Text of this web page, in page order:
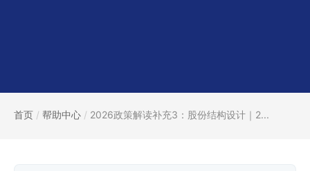
首页 / 帮助中心 / 2026政策解读补充3：股份结构设计｜2...